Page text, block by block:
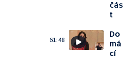
čás
t
61:48
Do
má
cí